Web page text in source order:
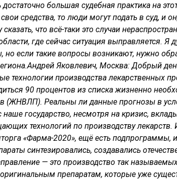
большая судебная практика на
средства, то люди могут подать в суд, и
что всё-таки это случаи
где сейчас ситуация выправляется. Я
но если такие вопросы возникают, нужно
Андрей Яковлевич, Москва: Добрый
технологии производства лекарственных
90 процентов из списка жизненно
(ЖНВЛП). Реальны ли данные прогнозы в
государство, несмотря на кризис,
технологий по производству лекарств.
«Фарма-2020», ещё есть подпрограммы,
синтезировались, создавались
— это производство так
препаратам, которые уже